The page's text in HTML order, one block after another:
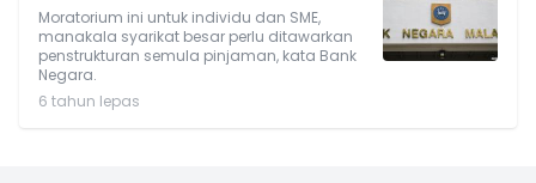
Moratorium ini untuk individu dan SME,
manakala syarikat besar perlu ditawarkan
penstrukturan semula pinjaman, kata Bank
Negara.
6 tahun lepas